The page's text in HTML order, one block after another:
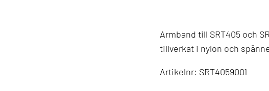
Armband till SRT405 och
tillverkat i nylon och
Artikelnr: SRT4059001